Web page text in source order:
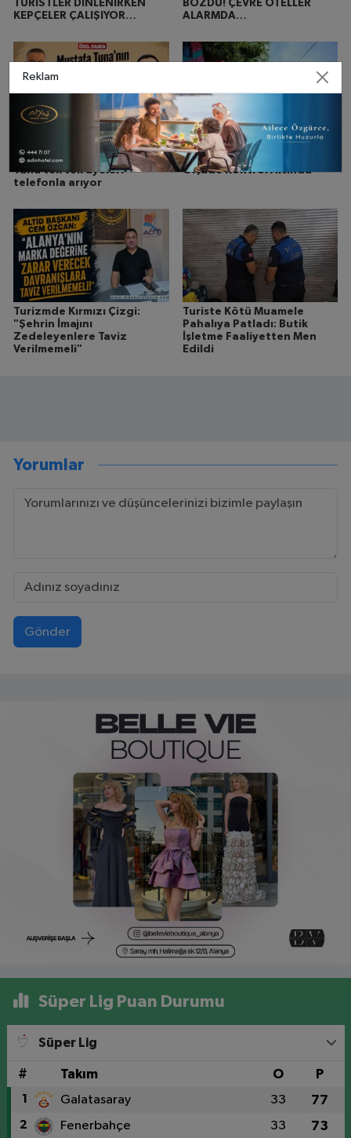
TURİSTLER DİNLENİRKEN
KEPÇELER ÇALIŞIYOR…
BOZDU! ÇEVRE OTELLER
ALARMDA…
Ayakkabı Eskitmek Yerine
Telefon Eskitiyor. Mustafa
Tuna tek tek üyeleri
telefonla arıyor
Alanya’dan Sevindiren
Haber: Yangın Büyük
Ölçüde Kontrol Altında
Turizmde Kırmızı Çizgi:
"Şehrin İmajını
Zedeleyenlere Taviz
Verilmemeli"
Turiste Kötü Muamele
Pahalıya Patladı: Butik
İşletme Faaliyetten Men
Edildi
Yorumlar
Gönder
Süper Lig Puan Durumu
Süper Lig
# Takım O P
1 Galatasaray 33 77
2 Fenerbahçe 33 73
Reklam